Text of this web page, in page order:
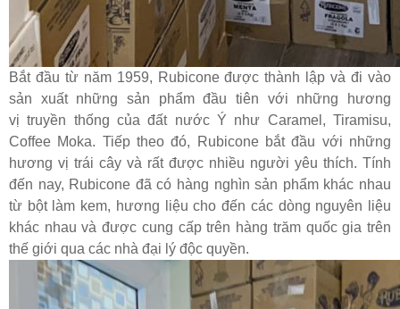
Bắt đầu từ năm 1959, Rubicone đượcthành lập và đi vào
sản xuất những sản phẩm đầu tiên với những hương
vịtruyền thống của đất nước Ý như Caramel, Tiramisu,
Coffee Moka. Tiếp theo đó, Rubicone bắt đầu với những
hương vị trái cây và rất được nhiều người yêu thích. Tính
đến nay, Rubicone đã có hàng nghìn sản phẩm khác nhau
từ bột làm kem, hương liệu cho đến các dòng nguyên liệu
khác nhau và được cung cấp trên hàng trăm quốc gia trên
thế giới qua các nhà đại lý độc quyền.